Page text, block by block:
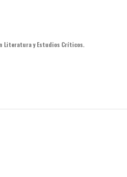
Literatura y Estudios Críticos.